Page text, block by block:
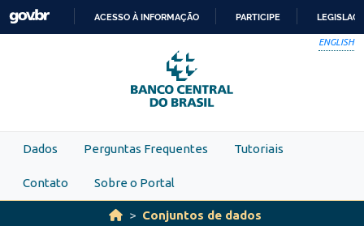
Skip to main content
PARA
O
CONTEÚDO
ACESSO À INFORMAÇÃO PARTICIPE
ENGLISH
Dados Perguntas Frequentes Tutoriais
Contato Sobre o Portal
Conjuntos de dados